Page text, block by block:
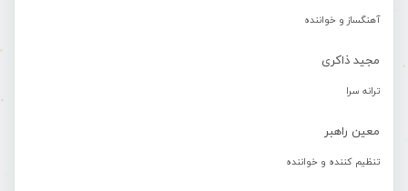
آهنگساز و خواننده
مجید ذاکری
ترانه سرا
معین راهبر
تنظیم کننده و خواننده